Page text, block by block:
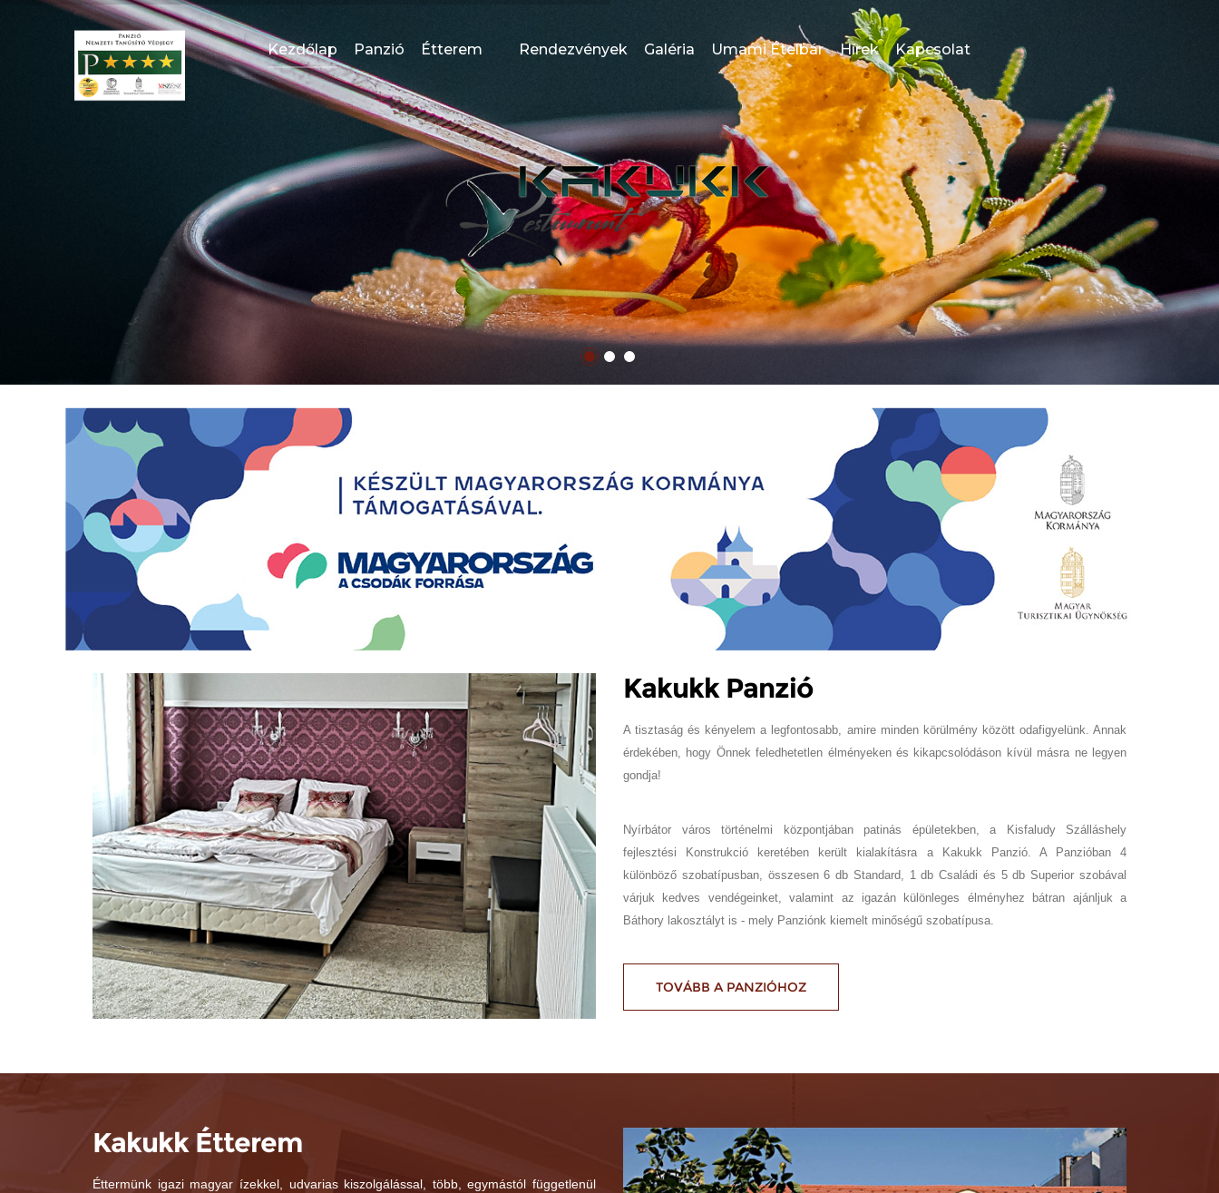
Kezdőlap Panzió Étterem Rendezvények Galéria Umami Ételbár Hírek Kapcsolat
Kakukk Panzió
A tisztaság és kényelem a legfontosabb, amire minden körülmény között odafigyelünk. Annak
érdekében, hogy Önnek feledhetetlen élményeken és kikapcsolódáson kívül másra ne legyen
gondja!
Nyírbátor város történelmi központjában patinás épületekben, a Kisfaludy Szálláshely
fejlesztési Konstrukció keretében került kialakításra a Kakukk Panzió. A Panzióban 4
különböző szobatípusban, összesen 6 db Standard, 1 db Családi és 5 db Superior szobával
várjuk kedves vendégeinket, valamint az igazán különleges élményhez bátran ajánljuk a
Báthory lakosztályt is - mely Panziónk kiemelt minőségű szobatípusa.
TOVÁBB A PANZIÓHOZ
Kakukk Étterem
Éttermünk igazi magyar ízekkel, udvarias kiszolgálással, több, egymástól függetlenül